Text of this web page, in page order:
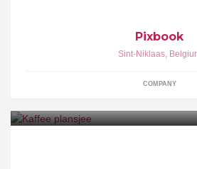
Pixbook
Sint-Niklaas,
COMPANY